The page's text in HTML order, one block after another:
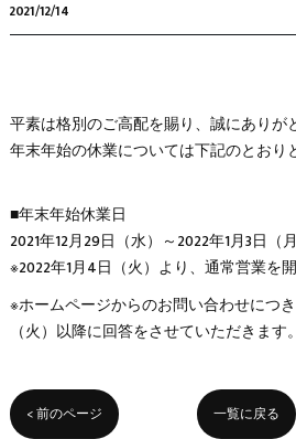
2021/12/14
平素は格別のご高配を賜り、誠にありが
年末年始の休業については下記のとおり
■年末年始休業日
2021年12月29日（水）～2022年1月3日（月
※2022年1月4日（火）より、通常営業を
※ホームページからのお問い合わせにつ
（火）以降に回答をさせていただきます。
< 前のページ 一覧に戻る